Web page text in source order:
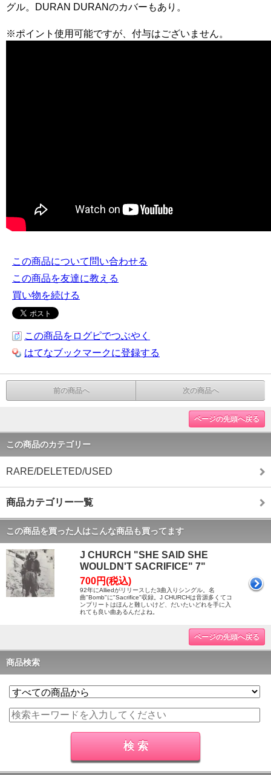
グル。DURAN DURANのカバーもあり。
※ポイント使用可能ですが、付与はございません。
この商品について問い合わせる
この商品を友達に教える
買い物を続ける
この商品をログピでつぶやく
はてなブックマークに登録する
前の商品へ 次の商品へ
ページの先頭へ戻る
この商品のカテゴリー
RARE/DELETED/USED
商品カテゴリー一覧
この商品を買った人はこんな商品も買ってます
J CHURCH "SHE SAID SHE
WOULDN'T SACRIFICE" 7"
700円(税込)
92年にAlliedがリリースした3曲入りシングル。名
曲"Bomb"に"Sacrifice"収録。J CHURCHは音源多くてコ
ンプリートはほんと難しいけど、だいたいどれを手に入
れても良い曲あるんだよね。
ページの先頭へ戻る
商品検索